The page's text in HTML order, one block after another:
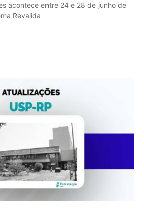
acontece entre 24 e 28 de junho de
Revalida